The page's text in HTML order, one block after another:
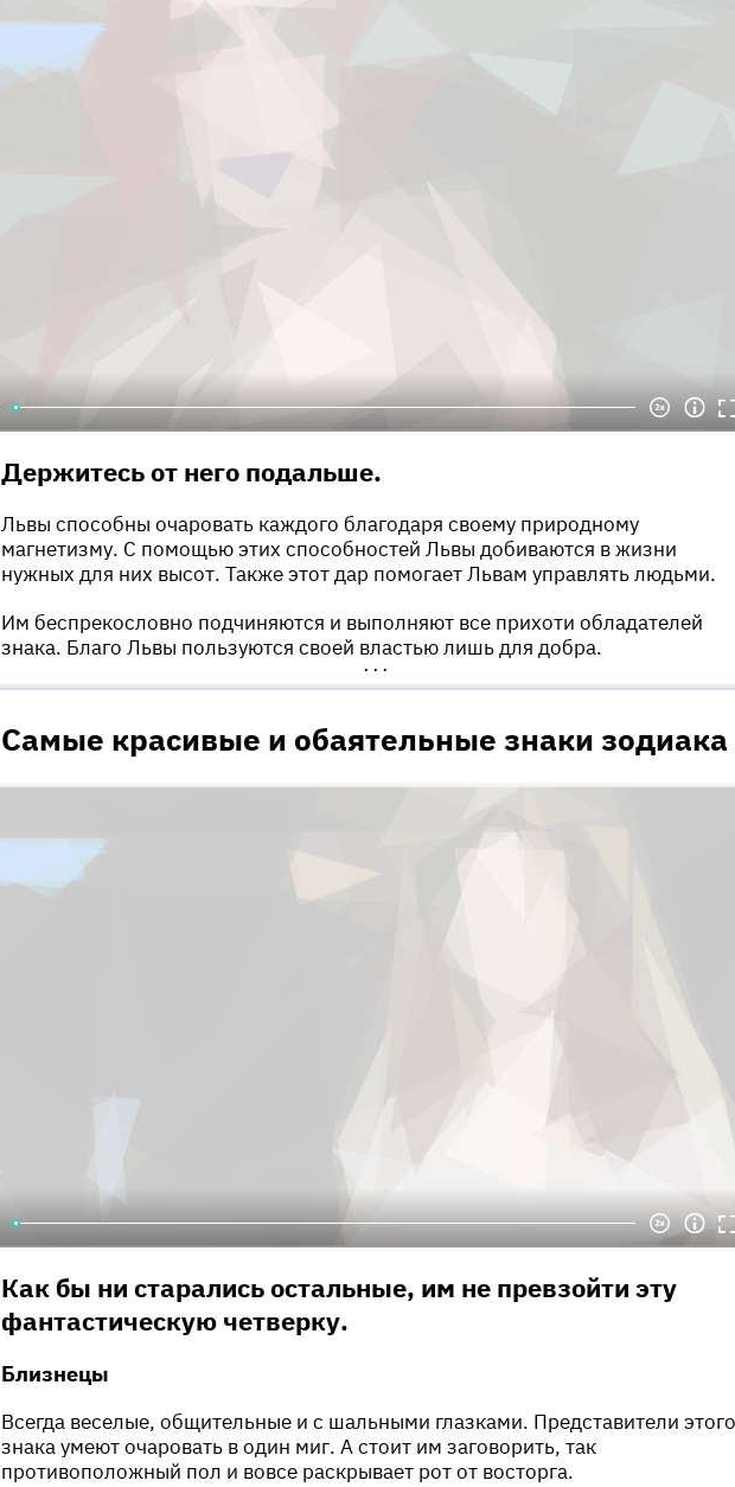
Держитесь от него подальше.
Львы способны очаровать каждого благодаря своему природному
магнетизму. С помощью этих способностей Львы добиваются в жизни
нужных для них высот. Также этот дар помогает Львам управлять людьми.
Им беспрекословно подчиняются и выполняют все прихоти обладателей
знака. Благо Львы пользуются своей властью лишь для добра.
•••
Самые красивые и обаятельные знаки зодиака
Как бы ни старались остальные, им не превзойти эту
фантастическую четверку.
Близнецы
Всегда веселые, общительные и с шальными глазками. Представители этого
знака умеют очаровать в один миг. А стоит им заговорить, так
противоположный пол и вовсе раскрывает рот от восторга.